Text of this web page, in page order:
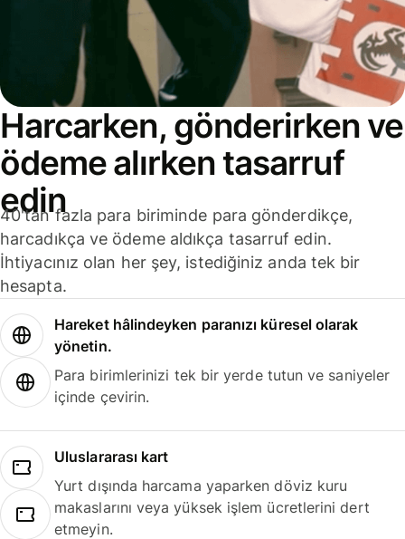
Harcarken, gönderirken ve
ödeme alırken tasarruf
edin
40'tan fazla para biriminde para gönderdikçe,
harcadıkça ve ödeme aldıkça tasarruf edin.
İhtiyacınız olan her şey, istediğiniz anda tek bir
hesapta.
Hareket hâlindeyken paranızı küresel olarak
yönetin.
Para birimlerinizi tek bir yerde tutun ve saniyeler
içinde çevirin.
Uluslararası kart
Yurt dışında harcama yaparken döviz kuru
makaslarını veya yüksek işlem ücretlerini dert
etmeyin.